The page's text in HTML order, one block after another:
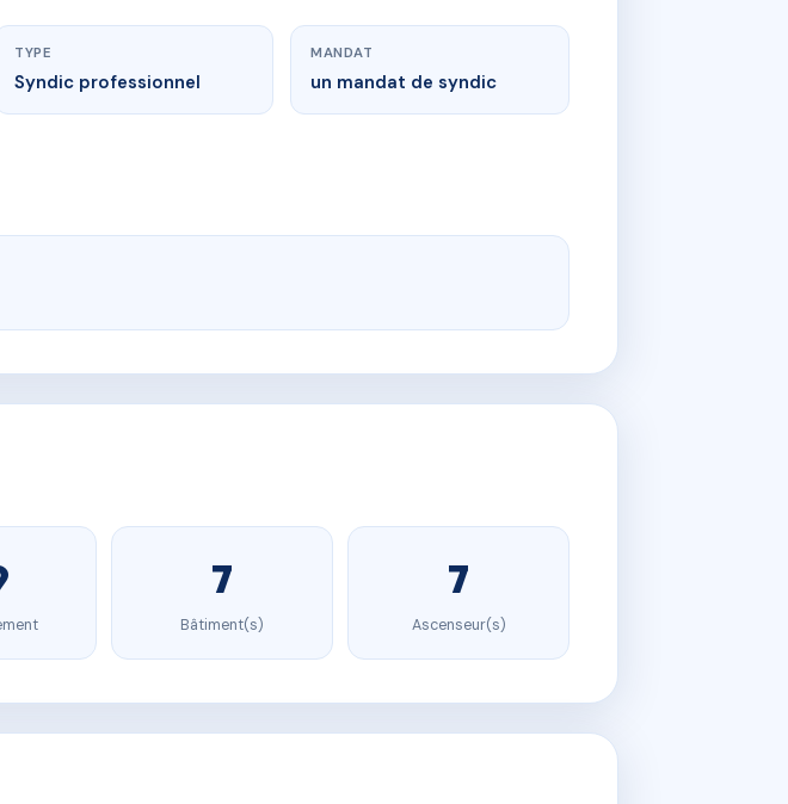
TYPE
Syndic professionnel
MANDAT
un mandat de syndic
7
Bâtiment(s)
7
Ascenseur(s)